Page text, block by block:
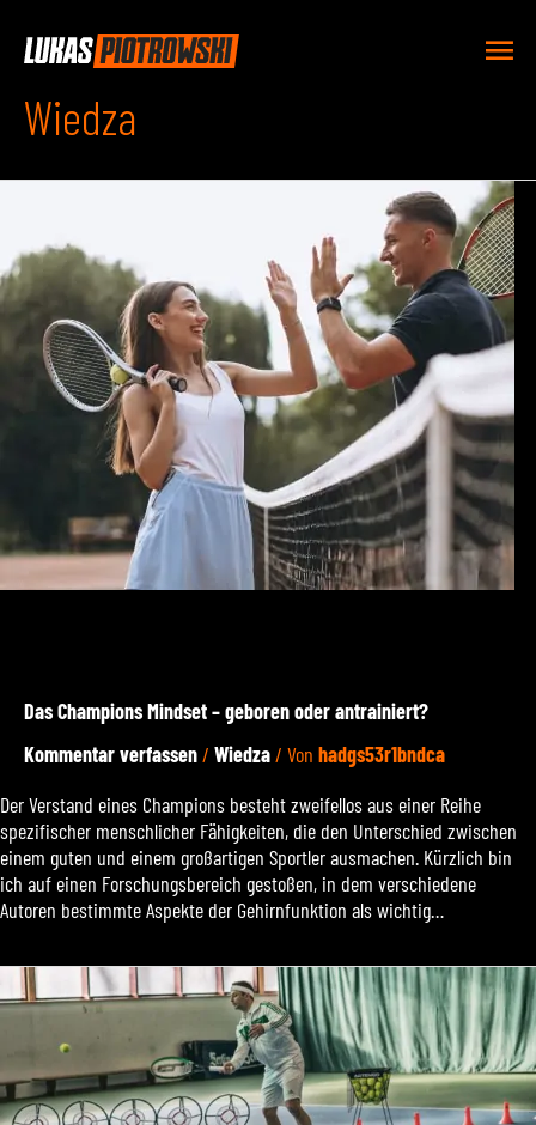
Wiedza
Das Champions Mindset – geboren oder antrainiert?
Kommentar verfassen/ Wiedza/ Von hadgs53r1bndca
Der Verstand eines Champions besteht zweifellos aus einer Reihe
spezifischer menschlicher Fähigkeiten, die den Unterschied zwischen
einem guten und einem großartigen Sportler ausmachen. Kürzlich bin
ich auf einen Forschungsbereich gestoßen, in dem verschiedene
Autoren bestimmte Aspekte der Gehirnfunktion als wichtig…